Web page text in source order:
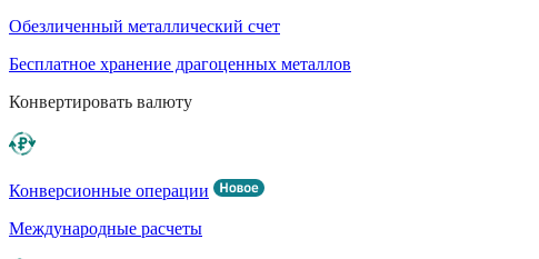
Обезличенный металлический счет
Бесплатное хранение драгоценных металлов
Конвертировать валюту
Конверсионные операции
Международные расчеты